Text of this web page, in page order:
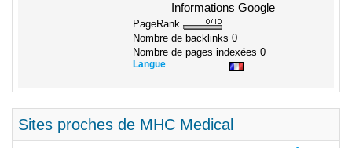
Informations Google
PageRank
Nombre de backlinks 0
Nombre de pages indexées 0
Langue
Sites proches de MHC Medical